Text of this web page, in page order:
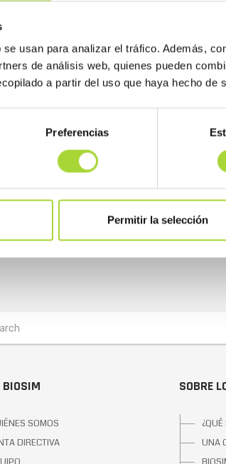
usan para analizar el tráfico. Además,
de análisis web, quienes pueden
a partir del uso que haya hecho de
Preferencias
Permitir la selección
en el desarrollo de futuros compuestos
BIOSIM
SOMOS
DIRECTIVA
SOBRE
¿QUÉ
UNA